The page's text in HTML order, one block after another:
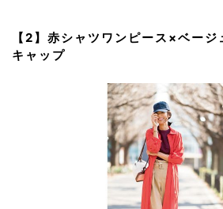
【2】赤シャツワンピース×ベー
キャップ